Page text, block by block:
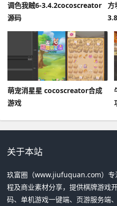
调色我贼6-3.4.2cocoscreator
源码
方
萌宠消星星 cocoscreator合成
游戏
关于本站
玖富圈（www.jiufuquan.com）专
程及商业素材分享，提供棋牌游戏
码、单机游戏一键端、页游服务端